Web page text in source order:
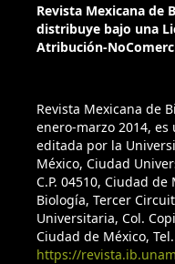
Revista Mexicana de
distribuye bajo una
Atribución-
Revista Mexicana de
enero-marzo 2014,
editada por la
México, Ciudad
C.P. 04510, Ciudad
Biología, Tercer
Universitaria, Col.
Ciudad de México,
https://